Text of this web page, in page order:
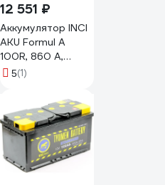
12 551 ₽
Аккумулятор INCI
AKU Formul A
100R, 860 A,
353x175x190 мм
5(1)